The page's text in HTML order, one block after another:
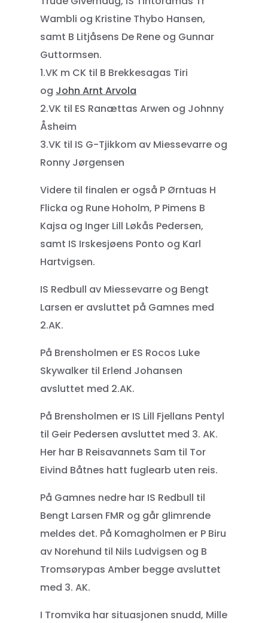
Wambli og Kristine Thybo Hansen,
samt B Litjåsens De Rene og Gunnar
Guttormsen.
1.VK m CK til B Brekkesagas Tiri
og John Arnt Arvola
2.VK til ES Ranættas Arwen og Johnny
Åsheim
3.VK til IS G-Tjikkom av Miessevarre og
Ronny Jørgensen
Videre til finalen er også P Ørntuas H
Flicka og Rune Hoholm, P Pimens B
Kajsa og Inger Lill Løkås Pedersen,
samt IS Irskesjøens Ponto og Karl
Hartvigsen.
IS Redbull av Miessevarre og Bengt
Larsen er avsluttet på Gamnes med
2.AK.
På Brensholmen er ES Rocos Luke
Skywalker til Erlend Johansen
avsluttet med 2.AK.
På Brensholmen er IS Lill Fjellans Pentyl
til Geir Pedersen avsluttet med 3. AK.
Her har B Reisavannets Sam til Tor
Eivind Båtnes hatt fuglearb uten reis.
På Gamnes nedre har IS Redbull til
Bengt Larsen FMR og går glimrende
meldes det. På Komagholmen er P Biru
av Norehund til Nils Ludvigsen og B
Tromsørypas Amber begge avsluttet
med 3. AK.
I Tromvika har situasjonen snudd, Mille